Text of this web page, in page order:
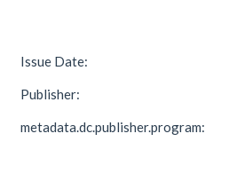
Issue Date:
Publisher:
metadata.dc.publisher.program: